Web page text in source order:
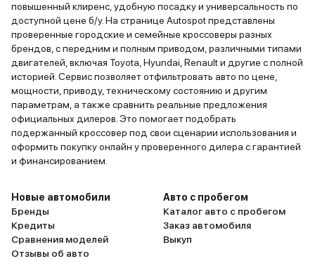
повышенный клиренс, удобную посадку и универсальность по
доступной цене б/у. На странице Autospot представлены
проверенные городские и семейные кроссоверы разных
брендов, с передним и полным приводом, различными типами
двигателей, включая Toyota, Hyundai, Renault и другие с полной
историей. Сервис позволяет отфильтровать авто по цене,
мощности, приводу, техническому состоянию и другим
параметрам, а также сравнить реальные предложения
официальных дилеров. Это помогает подобрать
подержанный кроссовер под свои сценарии использования и
оформить покупку онлайн у проверенного дилера с гарантией
и финансированием.
Новые автомобили
Бренды
Кредиты
Сравнения моделей
Отзывы об авто
Авто с пробегом
Каталог авто с пробегом
Заказ автомобиля
Выкуп